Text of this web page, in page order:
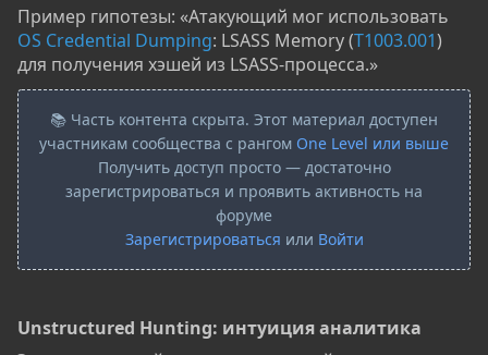
Пример гипотезы: «Атакующий мог использовать
OS Credential Dumping: LSASS Memory (T1003.001)
для получения хэшей из LSASS-процесса.»
📚 Часть контента скрыта. Этот материал доступен
участникам сообщества с рангом One Level или выше
Получить доступ просто — достаточно
зарегистрироваться и проявить активность на
форуме
Зарегистрироваться или Войти
Unstructured Hunting: интуиция аналитика​